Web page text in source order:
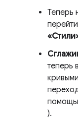
Теперь
теперь
).